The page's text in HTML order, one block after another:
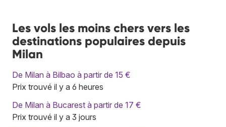
Les vols les moins chers vers les
destinations populaires depuis
Milan
De Milan à Bilbao à partir de 15 €
Prix trouvé il y a 6 heures
De Milan à Bucarest à partir de 17 €
Prix trouvé il y a 3 jours